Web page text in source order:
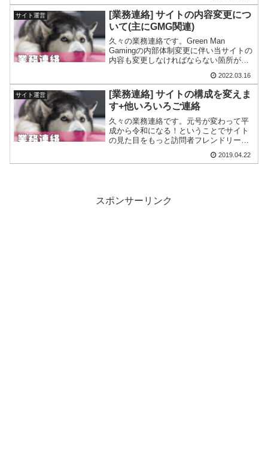
サイト運営
[業務連絡] サイトの内容変更につ
いて(主にGMG関連)
久々の業務連絡です。Green Man
Gamingの内部体制変更に伴い当サイトの
内容も変更しなければならない箇所が発
サイトの表示がおかしくなる、サイトに
アクセスしづらくなる可能性がありま
す。
2022.03.16
サイト運営
[業務連絡] サイトの構成を変えま
す+他いろいろご連絡
久々の業務連絡です。元号が変わって平
成から令和になる！ということでサイト
の見た目をもっと訪問者フレンドリーな
の間サイト表示などがおかしくなるかも
2019.04.22
スポンサーリンク